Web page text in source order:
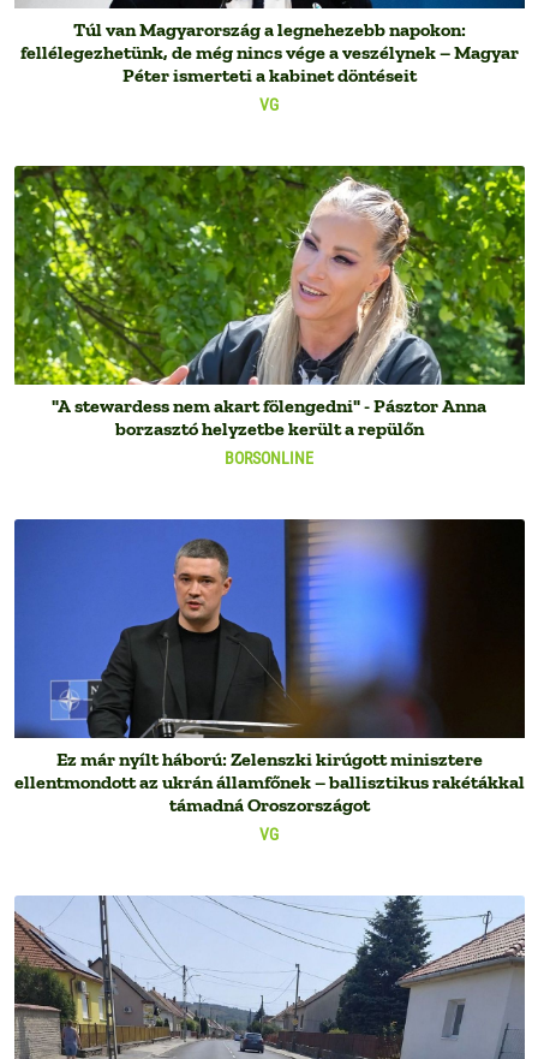
VG
Túl van Magyarország a legnehezebb napokon:
fellélegezhetünk, de még nincs vége a veszélynek – Magyar
Péter ismerteti a kabinet döntéseit
BORSONLINE
"A stewardess nem akart fölengedni" - Pásztor Anna
borzasztó helyzetbe került a repülőn
VG
Ez már nyílt háború: Zelenszki kirúgott minisztere
ellentmondott az ukrán államfőnek – ballisztikus rakétákkal
támadná Oroszországot